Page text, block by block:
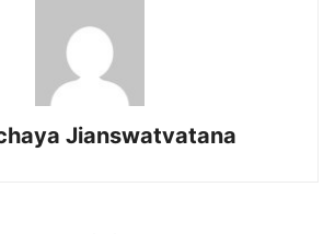
Jianswatvatana